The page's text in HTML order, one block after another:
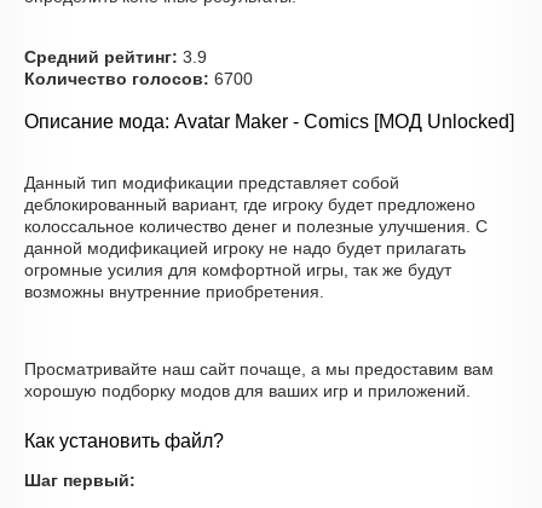
Средний рейтинг: 3.9
Количество голосов: 6700
Описание мода: Avatar Maker - Comics [МОД Unlocked]
Данный тип модификации представляет собой
деблокированный вариант, где игроку будет предложено
колоссальное количество денег и полезные улучшения. С
данной модификацией игроку не надо будет прилагать
огромные усилия для комфортной игры, так же будут
возможны внутренние приобретения.
Просматривайте наш сайт почаще, а мы предоставим вам
хорошую подборку модов для ваших игр и приложений.
Как установить файл?
Шаг первый: